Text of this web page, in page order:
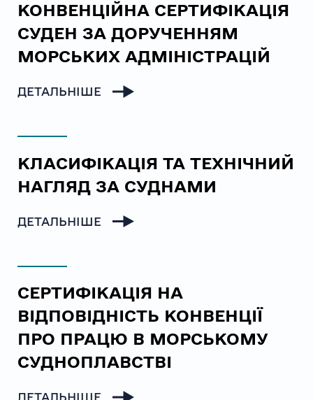
КОНВЕНЦІЙНА СЕРТИФІКАЦІЯ
СУДЕН ЗА ДОРУЧЕННЯМ
МОРСЬКИХ АДМІНІСТРАЦІЙ
ДЕТАЛЬНІШЕ
КЛАСИФІКАЦІЯ ТА ТЕХНІЧНИЙ
НАГЛЯД ЗА СУДНАМИ
ДЕТАЛЬНІШЕ
СЕРТИФІКАЦІЯ НА
ВІДПОВІДНІСТЬ КОНВЕНЦІЇ
ПРО ПРАЦЮ В МОРСЬКОМУ
СУДНОПЛАВСТВІ
ДЕТАЛЬНІШЕ